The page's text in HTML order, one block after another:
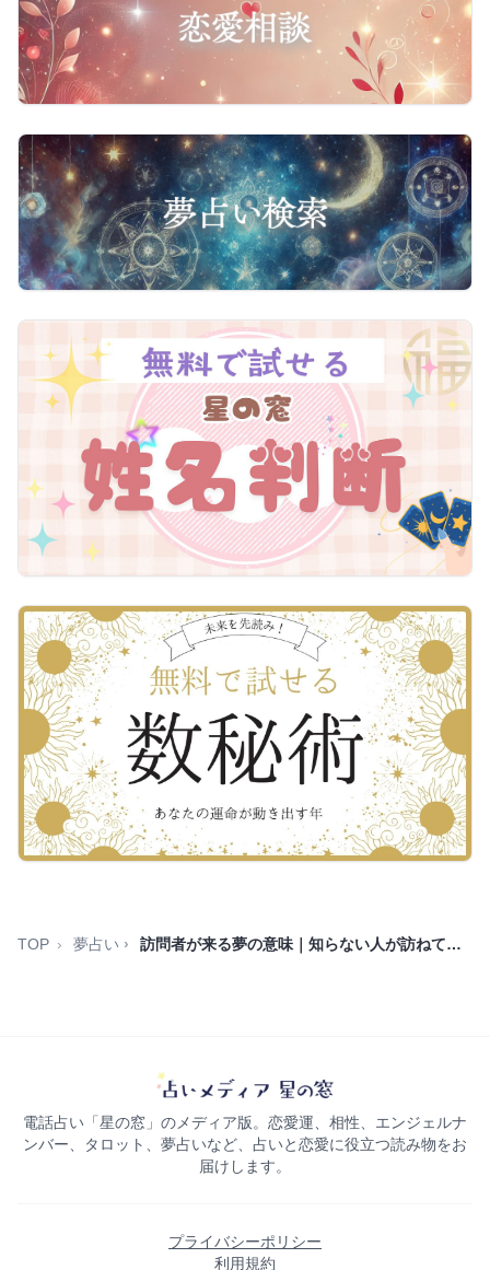
TOP 夢占い 訪問者が来る夢の意味｜知らない人が訪ねてくる暗示
電話占い「星の窓」のメディア版。恋愛運、相性、エンジェルナ
ンバー、タロット、夢占いなど、占いと恋愛に役立つ読み物をお
届けします。
プライバシーポリシー
利用規約